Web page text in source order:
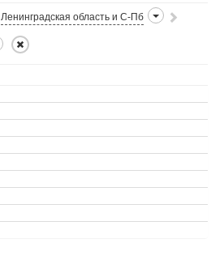
Ленинградская область и С-Пб